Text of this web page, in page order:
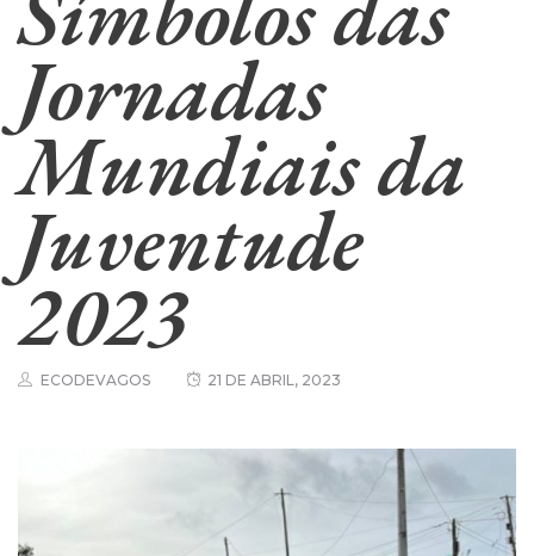
Jornadas
Mundiais da
Juventude
2023
ECODEVAGOS 21 DE ABRIL, 2023